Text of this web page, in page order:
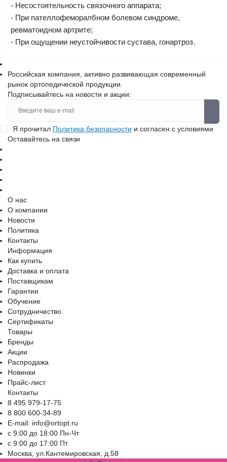
- Несостоятельность связочного аппарата;
- При пателлофеморалбном болевом синдроме,
ревматоидном артрите;
- При ощущении неустойчивости сустава, гонартроз.
Российская компания, активно развивающая современный
рынок ортопедической продукции.
Подписывайтесь на новости и акции:
Я прочитал Политика безопасности и согласен с условиями
Оставайтесь на связи
О нас
О компании
Новости
Политика
Контакты
Информация
Как купить
Доставка и оплата
Поставщикам
Гарантии
Обучение
Сотрудничество
Сертификаты
Товары
Бренды
Акции
Распродажа
Новинки
Прайс-лист
Контакты
8 495 979-17-75
8 800 600-34-89
E-mail: info@ortopt.ru
c 9:00 до 18:00 Пн-Чт
c 9:00 до 17:00 Пт
Москва, ул.Кантемировская, д.58